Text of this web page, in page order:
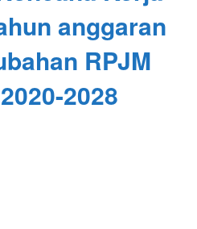
anggaran
RPJM
2028